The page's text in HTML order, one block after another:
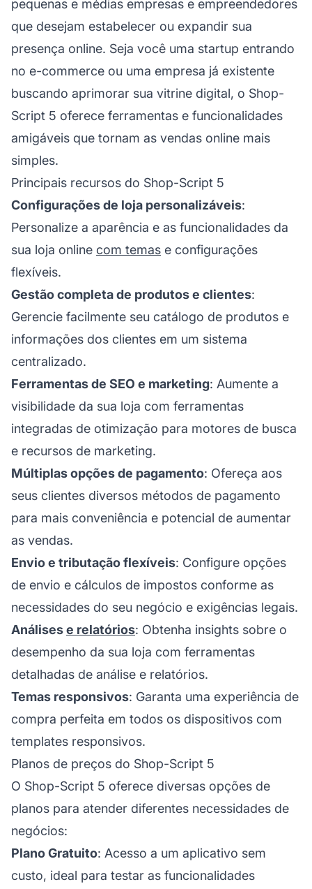
pequenas e médias empresas e empreendedores
que desejam estabelecer ou expandir sua
presença online. Seja você uma startup entrando
no e-commerce ou uma empresa já existente
buscando aprimorar sua vitrine digital, o Shop-
Script 5 oferece ferramentas e funcionalidades
amigáveis que tornam as vendas online mais
simples.
Principais recursos do Shop-Script 5
Configurações de loja personalizáveis:
Personalize a aparência e as funcionalidades da
sua loja online com temas e configurações
flexíveis.
Gestão completa de produtos e clientes:
Gerencie facilmente seu catálogo de produtos e
informações dos clientes em um sistema
centralizado.
Ferramentas de SEO e marketing: Aumente a
visibilidade da sua loja com ferramentas
integradas de otimização para motores de busca
e recursos de marketing.
Múltiplas opções de pagamento: Ofereça aos
seus clientes diversos métodos de pagamento
para mais conveniência e potencial de aumentar
as vendas.
Envio e tributação flexíveis: Configure opções
de envio e cálculos de impostos conforme as
necessidades do seu negócio e exigências legais.
Análisese relatórios: Obtenha insights sobre o
desempenho da sua loja com ferramentas
detalhadas de análise e relatórios.
Temas responsivos: Garanta uma experiência de
compra perfeita em todos os dispositivos com
templates responsivos.
Planos de preços do Shop-Script 5
O Shop-Script 5 oferece diversas opções de
planos para atender diferentes necessidades de
negócios:
Plano Gratuito: Acesso a um aplicativo sem
custo, ideal para testar as funcionalidades